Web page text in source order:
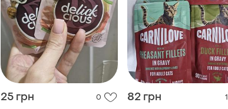
25 грн 0 82 грн 1